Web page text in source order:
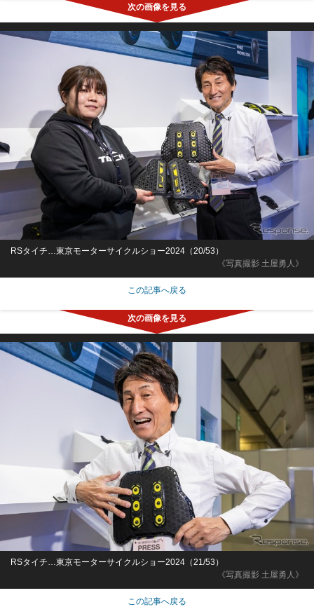
《写真撮影 土屋勇人》
RSタイチ…東京モーターサイクルショー2024（20/53）
この記事へ戻る
《写真撮影 土屋勇人》
RSタイチ…東京モーターサイクルショー2024（21/53）
この記事へ戻る